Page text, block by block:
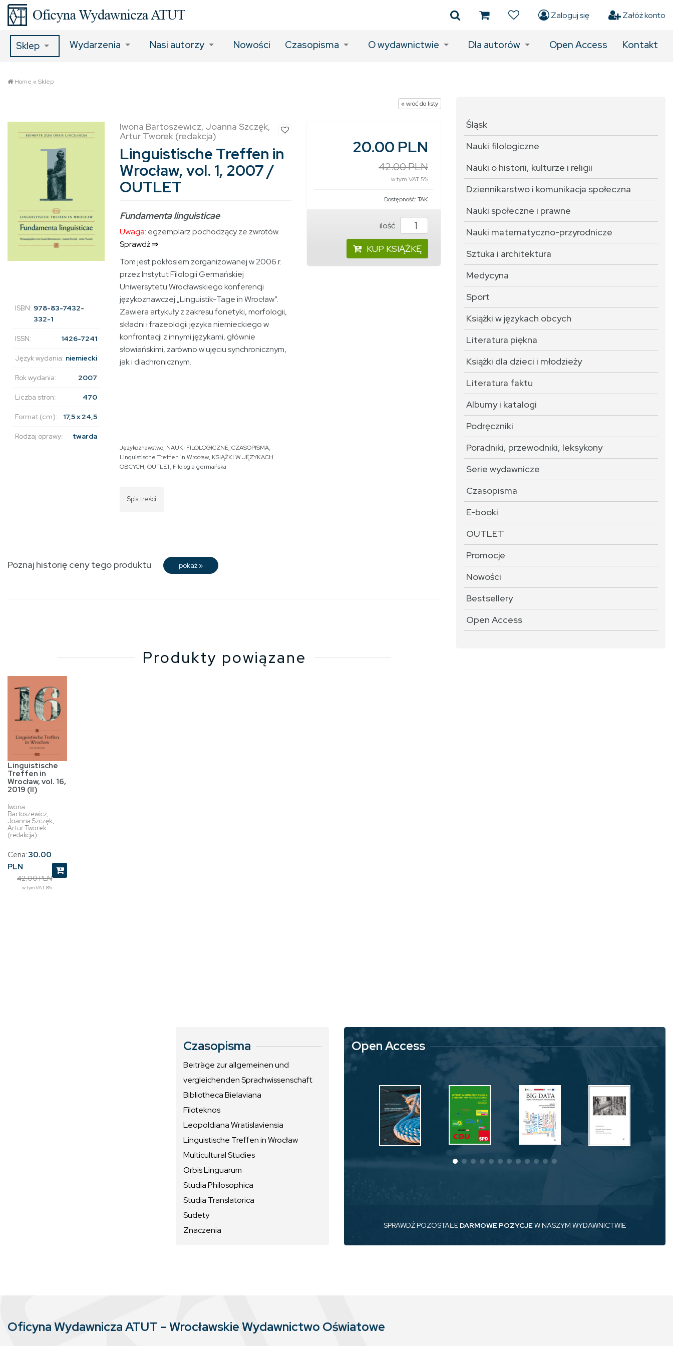
Zaloguj się Załóż konto
Sklep Wydarzenia Nasi autorzy Nowości Czasopisma O wydawnictwie Dla autorów Open Access Kontakt
Home «Sklep
« wróć do listy
ISBN: 978-83-7432-
332-1
ISSN: 1426-7241
Język wydania: niemiecki
Rok wydania: 2007
Liczba stron: 470
Format (cm): 17,5 x 24,5
Rodzaj oprawy: twarda
Iwona Bartoszewicz, Joanna Szczęk,
Artur Tworek (redakcja)
Linguistische Treffen in
Wrocław, vol. 1, 2007 /
OUTLET
Fundamenta linguisticae
Uwaga: egzemplarz pochodzący ze zwrotów.
Sprawdź ⇒
Tom jest pokłosiem zorganizowanej w 2006 r.
przez Instytut Filologii Germańskiej
Uniwersytetu Wrocławskiego konferencji
językoznawczej „Linguistik-Tage in Wrocław”.
Zawiera artykuły z zakresu fonetyki, morfologii,
składni i frazeologii języka niemieckiego w
konfrontacji z innymi językami, głównie
słowiańskimi, zarówno w ujęciu synchronicznym,
jak i diachronicznym.
Językoznawstwo, NAUKI FILOLOGICZNE, CZASOPISMA,
Linguistische Treffen in Wrocław, KSIĄŻKI W JĘZYKACH
OBCYCH, OUTLET, Filologia germańska
Spis treści
20.00 PLN
42.00 PLN
w tym VAT 5%
Dostępność: TAK
ilość
KUP KSIĄŻKĘ
Poznaj historię ceny tego produktu pokaż »
Produkty powiązane
Linguistische
Treffen in
Wrocław, vol. 16,
2019 (II)
Iwona
Bartoszewicz,
Joanna Szczęk,
Artur Tworek
(redakcja)
Cena: 30.00
PLN
42.00 PLN
w tym VAT 8%
Śląsk
Nauki filologiczne
Nauki o historii, kulturze i religii
Dziennikarstwo i komunikacja społeczna
Nauki społeczne i prawne
Nauki matematyczno-przyrodnicze
Sztuka i architektura
Medycyna
Sport
Książki w językach obcych
Literatura piękna
Książki dla dzieci i młodzieży
Literatura faktu
Albumy i katalogi
Podręczniki
Poradniki, przewodniki, leksykony
Serie wydawnicze
Czasopisma
E-booki
OUTLET
Promocje
Nowości
Bestsellery
Open Access
Czasopisma
Beiträge zur allgemeinen und
vergleichenden Sprachwissenschaft
Bibliotheca Bielaviana
Filoteknos
Leopoldiana Wratislaviensia
Linguistische Treffen in Wrocław
Multicultural Studies
Orbis Linguarum
Studia Philosophica
Studia Translatorica
Sudety
Znaczenia
Open Access
SPRAWDŹ POZOSTAŁE DARMOWE POZYCJEW NASZYM WYDAWNICTWIE
Oficyna Wydawnicza ATUT – Wrocławskie Wydawnictwo Oświatowe